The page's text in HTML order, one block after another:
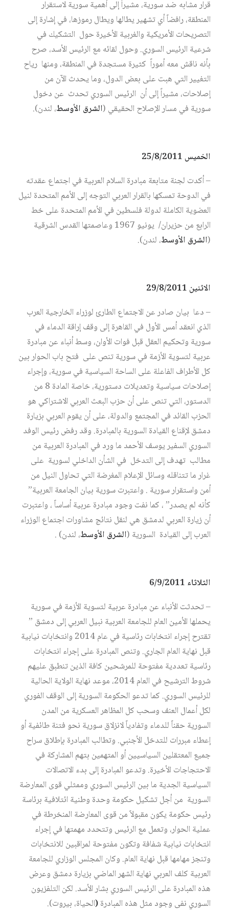
قرار مشابه ضد سورية، مشيراً إلى أهمية سورية لاستقرار
المنطقة، رافضاً أي تشهير يطالها ويطال رموزها، في إشارة إلى
التصريحات الأمريكية والغربية الأخيرة حول التشكيك في
شرعية الرئيس السوري. وحول لقائه مع الرئيس الأسد، صرح
بأنه ناقش معه أموراً كثيرة مستجدة في المنطقة، ومنها رياح
التغيير التي هبت على بعض الدول، وما يحدث الآن من
إصلاحات، مشيراً إلى أن الرئيس السوري تحدث عن دخول
سورية في مسار الإصلاح الحقيقي (الشرق الأوسط، لندن).
الخميس 25/8/2011
– أكدت لجنة متابعة مبادرة السلام العربية في اجتماع عقدته
في الدوحة تمسكها بالقرار العربي التوجه إلى الأمم المتحدة لنيل
العضوية الكاملة لدولة فلسطين في الأمم المتحدة على خط
الرابع من حزيران/ يونيو 1967 وعاصمتها القدس الشرقية
(الشرق الأوسط، لندن).
الاثنين 29/8/2011
– دعا بيان صادر عن الاجتماع الطارئ لوزراء الخارجية العرب
الذي انعقد أمس الأول في القاهرة إلى وقف إراقة الدماء في
سورية وتحكيم العقل قبل فوات الأوان، وسط أنباء عن مبادرة
عربية لتسوية الأزمة في سورية تنص على فتح باب الحوار بين
كل الأطراف الفاعلة على الساحة السياسية في سورية، وإجراء
إصلاحات سياسية وتعديلات دستورية، خاصة المادة 8 من
الدستور، التي تنص على أن حزب البعث العربي الاشتراكي هو
الحزب القائد في المجتمع والدولة، على أن يقوم العربي بزيارة
دمشق لإقناع القيادة السورية بالمبادرة. وقد رفض رئيس الوفد
السوري السفير يوسف الأحمد ما ورد في المبادرة العربية من
مطالب تهدف إلى التدخل في الشأن الداخلي لسورية على
غرار ما تتناقله وسائل الإعلام المغرضة التي تحاول النيل من
أمن واستقرار سورية . واعتبرت سورية بيان الجامعة العربية”
كأنه لم يصدر” ، كما نفت وجود مبادرة عربية أساساً ، واعتبرت
أن زيارة العربي لدمشق هي لنقل نتائج مشاورات اجتماع الوزراء
العرب إلى القيادة السورية (الشرق الأوسط، لندن) .
الثلاثاء 6/9/2011
– تحدثت الأنباء عن مبادرة عربية لتسوية الأزمة في سورية
يحملها الأمين العام للجامعة العربية نبيل العربي إلى دمشق ”
تقترح إجراء انتخابات رئاسية في عام 2014 وانتخابات نيابية
قبل نهاية العام الجاري. وتنص المبادرة على إجراء انتخابات
رئاسية تعددية مفتوحة للمرشحين كافة الذين تنطبق عليهم
شروط الترشيح في العام 2014، موعد نهاية الولاية الحالية
للرئيس السوري. كما تدعو الحكومة السورية إلى الوقف الفوري
لكل أعمال العنف وسحب كل المظاهر العسكرية من المدن
السورية حقناً للدماء وتفادياً لانزلاق سورية نحو فتنة طائفية أو
إعطاء مبررات للتدخل الأجنبي. وتطالب المبادرة بإطلاق سراح
جميع المعتقلين السياسيين أو المتهمين بتهم المشاركة في
الاحتجاجات الأخيرة. وتدعو المبادرة إلى بدء الاتصالات
السياسية الجدية ما بين الرئيس السوري وممثلي قوى المعارضة
السورية من أجل تشكيل حكومة وحدة وطنية ائتلافية برئاسة
رئيس حكومة يكون مقبولاً من قوى المعارضة المنخرطة في
عملية الحوار، وتعمل مع الرئيس وتتحدد مهمتها في إجراء
انتخابات نيابية شفافة وتكون مفتوحة لمراقبين للانتخابات
وتنجز مهامها قبل نهاية العام. وكان المجلس الوزاري للجامعة
العربية كلف العربي نهاية الشهر الماضي بزيارة دمشق وعرض
هذه المبادرة على الرئيس السوري بشار الأسد. لكن التلفزيون
السوري نفى وجود مثل هذه المبادرة(الحياة، بيروت).